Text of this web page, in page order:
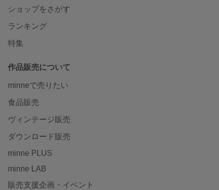
ショップをさがす
ランキング
特集
作品販売について
minneで売りたい
食品販売
ヴィンテージ販売
ダウンロード販売
minne PLUS
minne LAB
販売支援企画・イベント